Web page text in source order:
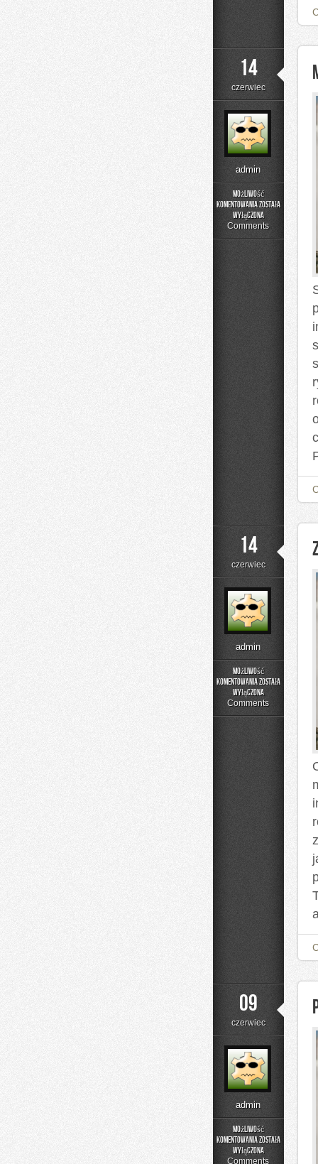
14
czerwiec
admin
Możliwość
komentowania
Size
została
wyłączona
Comments
14
czerwiec
admin
Możliwość
komentowania
Zapachowe
Inspiracje
została
wyłączona
Comments
09
czerwiec
admin
Możliwość
komentowania
Podstawy
Matematyki
została
wyłączona
Comments